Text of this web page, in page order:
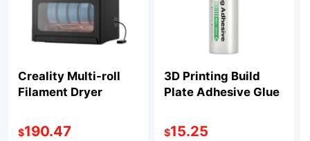
Creality Multi-roll
Filament Dryer
$190.47
3D Printing Build
Plate Adhesive Glue
$15.25